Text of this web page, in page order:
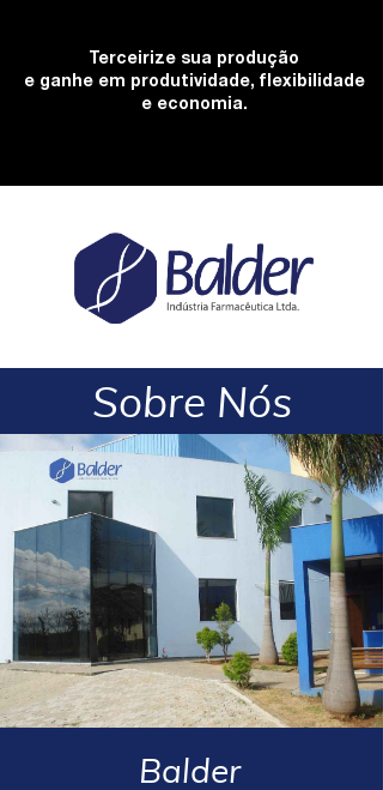
Terceirize sua produção
e ganhe em produtividade, flexibilidade
e economia.
Balder
Sobre Nós